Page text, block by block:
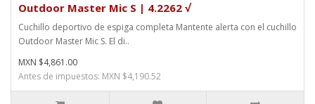
Outdoor Master Mic S | 4.2262 √
Cuchillo deportivo de espiga completa Mantente alerta con el cuchillo
Outdoor Master Mic S. El di..
MXN $4,861.00
Antes de impuestos: MXN $4,190.52